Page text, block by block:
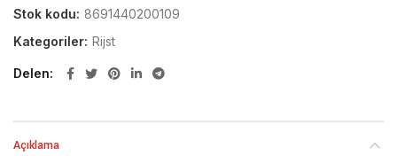
Stok kodu: 8691440200109
Kategoriler: Rijst
Delen
Açıklama